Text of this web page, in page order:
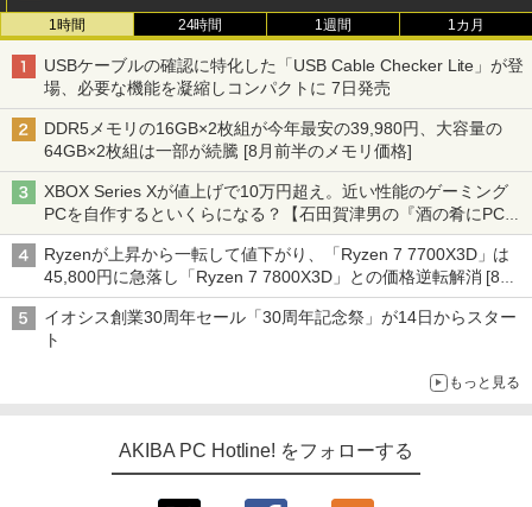
1時間 24時間 1週間 1カ月
USBケーブルの確認に特化した「USB Cable Checker Lite」が登
場、必要な機能を凝縮しコンパクトに 7日発売
DDR5メモリの16GB×2枚組が今年最安の39,980円、大容量の
64GB×2枚組は一部が続騰 [8月前半のメモリ価格]
XBOX Series Xが値上げで10万円超え。近い性能のゲーミング
PCを自作するといくらになる？【石田賀津男の『酒の肴にPCゲ
ーム』】
Ryzenが上昇から一転して値下がり、「Ryzen 7 7700X3D」は
45,800円に急落し「Ryzen 7 7800X3D」との価格逆転解消 [8月
前半のCPU価格]
イオシス創業30周年セール「30周年記念祭」が14日からスター
ト
もっと見る
AKIBA PC Hotline! をフォローする